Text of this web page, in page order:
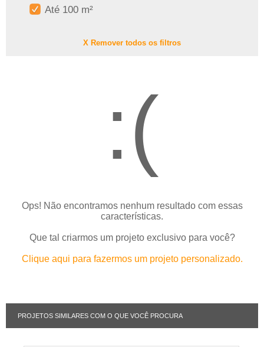
Até 100 m²
X Remover todos os filtros
:(
Ops! Não encontramos nenhum resultado com essas
características.
Que tal criarmos um projeto exclusivo para você?
Clique aqui para fazermos um projeto personalizado.
PROJETOS SIMILARES COM O QUE VOCÊ PROCURA